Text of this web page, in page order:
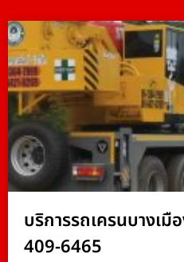
บริการรถเครนบางเมื
409-6465